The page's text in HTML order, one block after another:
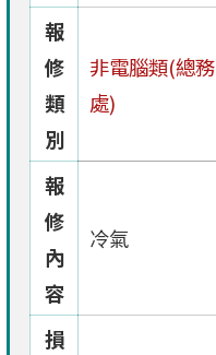
報
修
類
別
非電腦類(總務
處)
報
修
內
容
冷氣
損